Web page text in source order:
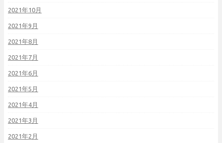
2021年10月
2021年9月
2021年8月
2021年7月
2021年6月
2021年5月
2021年4月
2021年3月
2021年2月